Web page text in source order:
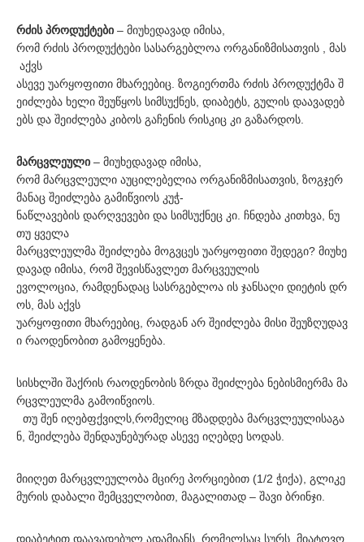
რძისპროდუქტები – მიუხედავად იმისა,
რომ რძის პროდუქტები სასარგებლოა ორგანიზმისათვის , მას
აქვს
ასევე უარყოფითი მხარეებიც. ზოგიერთმა რძის პროდუქტმა შ
ეიძლება ხელი შეუწყოს სიმსუქნეს, დიაბეტს, გულის დაავადებ
ებს და შეიძლება კიბოს გაჩენის რისკიც კი გაზარდოს.
მარცვლეული – მიუხედავად იმისა,
რომ მარცვლეული აუცილებელია ორგანიზმისათვის, ზოგჯერ
მანაც შეიძლება გამიწვიოს კუჭ-
ნაწლავების დარღვევები და სიმსუქნეც კი. ჩნდება კითხვა, ნუ
თუ ყველა
მარცვლეულმა შეიძლება მოგვცეს უარყოფითი შედეგი? მიუხე
დავად იმისა, რომ შევისწავლეთ მარცვეულის
ევოლოცია, რამდენადაც სასრგებლოა ის ჯანსაღი დიეტის დრ
ოს, მას აქვს
უარყოფითი მხარეებიც, რადგან არ შეიძლება მისი შეუზღუდავ
ი რაოდენობით გამოყენება.
სისხლში შაქრის რაოდენობის ზრდა შეიძლება ნებისმიერმა მა
რცვლეულმა გამოიწვიოს.
თუ შენ იღებფქვილს,რომელიც მზადდება მარცვლეულისაგა
ნ, შეიძლება შენდაუნებურად ასევე იღებდე სოდას.
მიიღეთ მარცვლეულობა მცირე პორციებით (1/2 ჭიქა), გლიკე
მურის დაბალი შემცველობით, მაგალითად – შავი ბრინჯი.
დიაბეტით დაავადებულ ადამიანს, რომელსაც სურს მიატოვო